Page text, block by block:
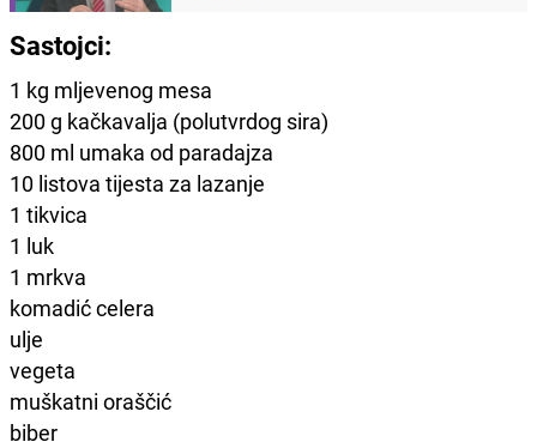
Sastojci:
1 kg mljevenog mesa
200 g kačkavalja (polutvrdog sira)
800 ml umaka od paradajza
10 listova tijesta za lazanje
1 tikvica
1 luk
1 mrkva
komadić celera
ulje
vegeta
muškatni oraščić
biber